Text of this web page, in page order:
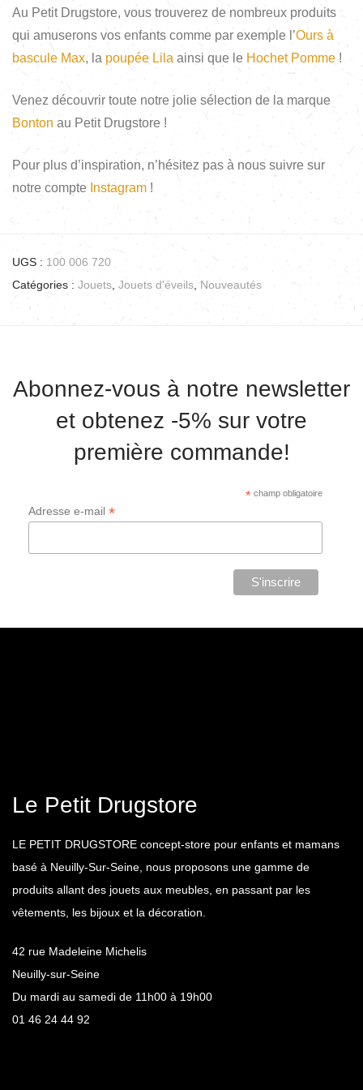
Au Petit Drugstore, vous trouverez de nombreux produits
qui amuserons vos enfants comme par exemple l’Ours à
bascule Max, la poupée Lila ainsi que le Hochet Pomme !
Venez découvrir toute notre jolie sélection de la marque
Bonton au Petit Drugstore !
Pour plus d’inspiration, n’hésitez pas à nous suivre sur
notre compte Instagram !
UGS : 100 006 720
Catégories : Jouets Jouets d'éveils Nouveautés
Abonnez-vous à notre newsletter
et obtenez -5% sur votre
première commande!
*champ obligatoire
Adresse e-mail *
Le Petit Drugstore
LE PETIT DRUGSTORE concept-store pour enfants et mamans
basé à Neuilly-Sur-Seine, nous proposons une gamme de
produits allant des jouets aux meubles, en passant par les
vêtements, les bijoux et la décoration.
42 rue Madeleine Michelis
Neuilly-sur-Seine
Du mardi au samedi de 11h00 à 19h00
01 46 24 44 92